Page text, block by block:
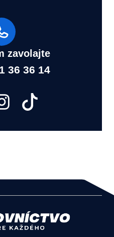
zavolajte
36 36 14